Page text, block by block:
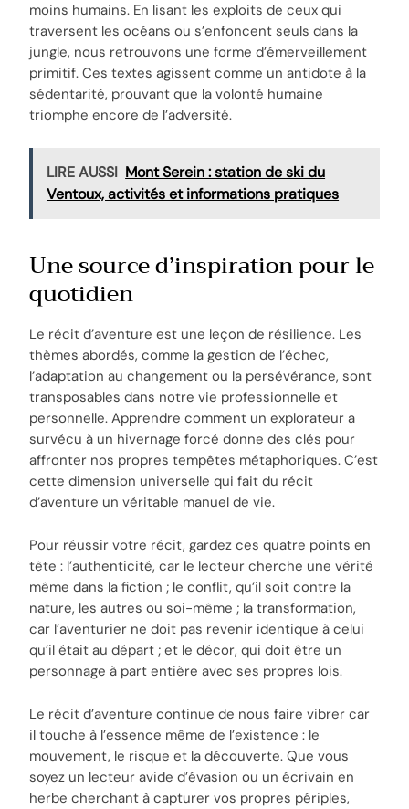
moins humains. En lisant les exploits de ceux qui
traversent les océans ou s’enfoncent seuls dans la
jungle, nous retrouvons une forme d’émerveillement
primitif. Ces textes agissent comme un antidote à la
sédentarité, prouvant que la volonté humaine
triomphe encore de l’adversité.
LIRE AUSSI Mont Serein : station de ski du
Ventoux, activités et informations pratiques
Une source d’inspiration pour le
quotidien
Le récit d’aventure est une leçon de résilience. Les
thèmes abordés, comme la gestion de l’échec,
l’adaptation au changement ou la persévérance, sont
transposables dans notre vie professionnelle et
personnelle. Apprendre comment un explorateur a
survécu à un hivernage forcé donne des clés pour
affronter nos propres tempêtes métaphoriques. C’est
cette dimension universelle qui fait du récit
d’aventure un véritable manuel de vie.
Pour réussir votre récit, gardez ces quatre points en
tête : l’authenticité, car le lecteur cherche une vérité
même dans la fiction ; le conflit, qu’il soit contre la
nature, les autres ou soi-même ; la transformation,
car l’aventurier ne doit pas revenir identique à celui
qu’il était au départ ; et le décor, qui doit être un
personnage à part entière avec ses propres lois.
Le récit d’aventure continue de nous faire vibrer car
il touche à l’essence même de l’existence : le
mouvement, le risque et la découverte. Que vous
soyez un lecteur avide d’évasion ou un écrivain en
herbe cherchant à capturer vos propres périples,